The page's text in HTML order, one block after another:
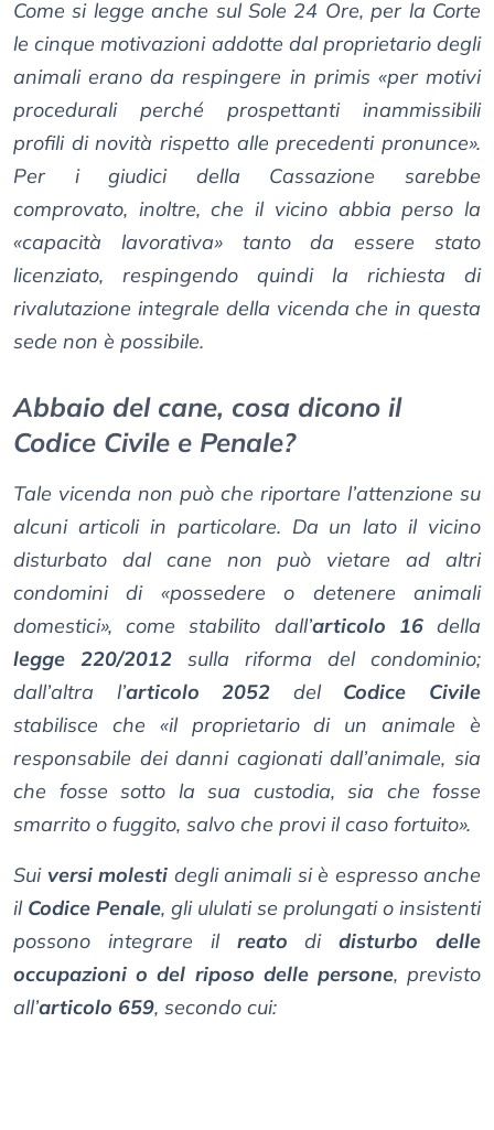
Come si legge anche sul Sole 24 Ore, per la Corte
le cinque motivazioni addotte dal proprietario degli
animali erano da respingere in primis «per motivi
procedurali perché prospettanti inammissibili
profili di novità rispetto alle precedenti pronunce».
Per i giudici della Cassazione sarebbe
comprovato, inoltre, che il vicino abbia perso la
«capacità lavorativa» tanto da essere stato
licenziato, respingendo quindi la richiesta di
rivalutazione integrale della vicenda che in questa
sede non è possibile.
Abbaio del cane, cosa dicono il
Codice Civile e Penale?
Tale vicenda non può che riportare l’attenzione su
alcuni articoli in particolare. Da un lato il vicino
disturbato dal cane non può vietare ad altri
condomini di «possedere o detenere animali
domestici», come stabilito dall’articolo 16della
legge 220/2012 sulla riforma del condominio;
dall’altra l’articolo 2052 del Codice Civile
stabilisce che «il proprietario di un animale è
responsabile dei danni cagionati dall’animale, sia
che fosse sotto la sua custodia, sia che fosse
smarrito o fuggito, salvo che provi il caso fortuito».
Sui versi molesti degli animali si è espresso anche
il Codice Penale, gli ululati se prolungati o insistenti
possono integrare il reato didisturbo delle
occupazioni o del riposo delle persone, previsto
all’articolo 659, secondo cui: